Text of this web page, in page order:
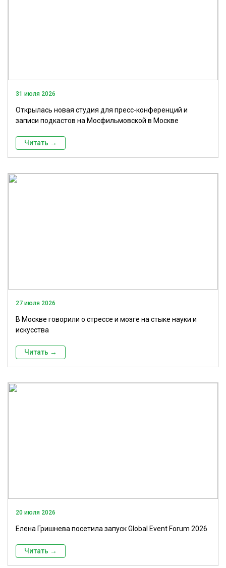
31 июля 2026
Открылась новая студия для пресс-конференций и
записи подкастов на Мосфильмовской в Москве
Читать →
27 июля 2026
В Москве говорили о стрессе и мозге на стыке науки и
искусства
Читать →
20 июля 2026
Елена Гришнева посетила запуск Global Event Forum 2026
Читать →